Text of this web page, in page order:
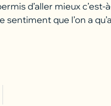
d’aller mieux
que l’on a